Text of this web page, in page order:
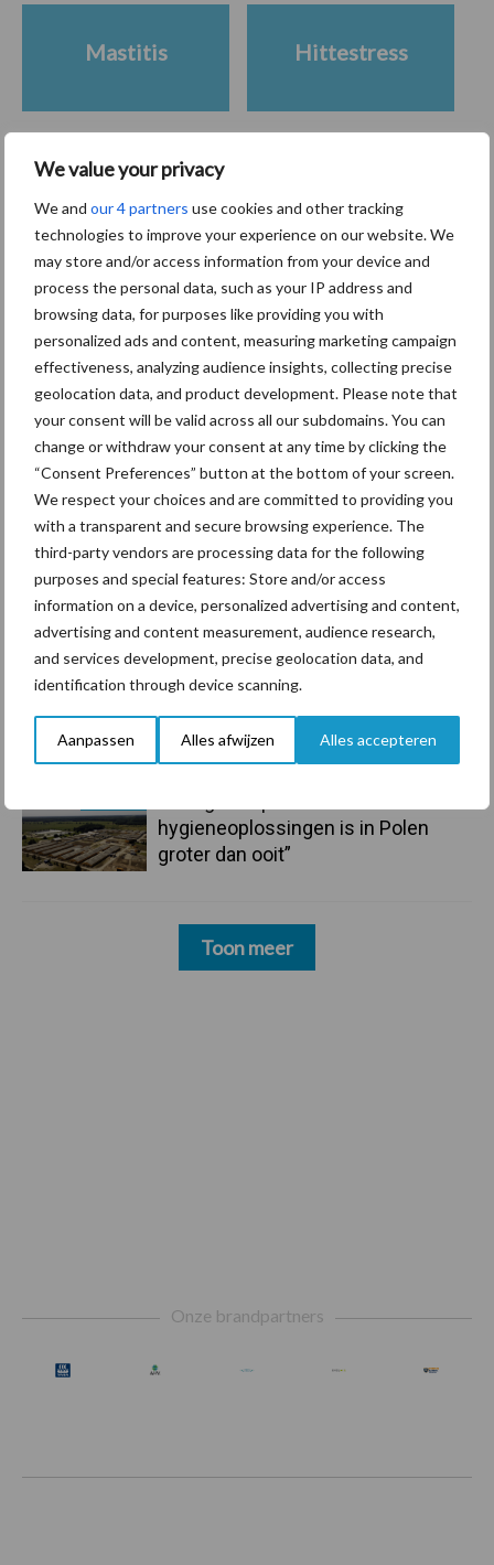
We value your privacy
We and our 4 partners use cookies and other tracking
technologies to improve your experience on our website. We
may store and/or access information from your device and
process the personal data, such as your IP address and
browsing data, for purposes like providing you with
personalized ads and content, measuring marketing campaign
effectiveness, analyzing audience insights, collecting precise
geolocation data, and product development. Please note that
your consent will be valid across all our subdomains. You can
change or withdraw your consent at any time by clicking the
“Consent Preferences” button at the bottom of your screen.
We respect your choices and are committed to providing you
with a transparent and secure browsing experience. The
third-party vendors are processing data for the following
purposes and special features: Store and/or access
information on a device, personalized advertising and content,
advertising and content measurement, audience research,
and services development, precise geolocation data, and
identification through device scanning.
Aanpassen Alles afwijzen Alles accepteren
Primaire
Sidebar
Recent nieuws Partner nieuws
Grondstoffenmarkt blijft grillig:
droogte en geopolitiek houden
handel in de greep
7 aug
De speenhuid: een vaak
onderschatte risicofactor voor
mastitis
6 aug
ForFarmers ziet volume en
marktaandeel groeien in krimpende
Nederlandse markt
6 aug
Tien praktische tips voor een
langere levensduur
hygieneoplossingen is in Polen
groter dan ooit”
Toon meer
Mastitis Hittestress
Onze brandpartners